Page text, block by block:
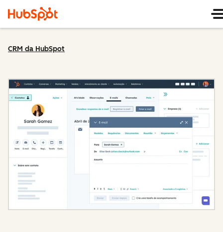
CRM da HubSpot